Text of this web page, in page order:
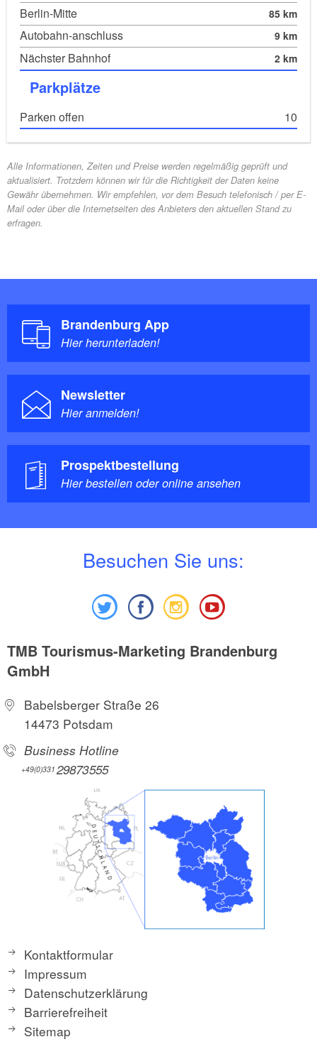
Berlin-Mitte 85 km
Autobahn-anschluss 9 km
Nächster Bahnhof 2 km
Parkplätze
Parken offen 10
Alle Informationen, Zeiten und Preise werden regelmäßig geprüft und
aktualisiert. Trotzdem können wir für die Richtigkeit der Daten keine
Gewähr übernehmen. Wir empfehlen, vor dem Besuch telefonisch / per E-
Mail oder über die Internetseiten des Anbieters den aktuellen Stand zu
erfragen.
Brandenburg App
Hier herunterladen!
Newsletter
Hier anmelden!
Prospektbestellung
Hier bestellen oder online ansehen
Besuchen Sie uns:
TMB Tourismus-Marketing Brandenburg
GmbH
Babelsberger Straße 26
14473 Potsdam
Business Hotline
+49(0)331 29873555
Kontaktformular
Impressum
Datenschutzerklärung
Barrierefreiheit
Sitemap